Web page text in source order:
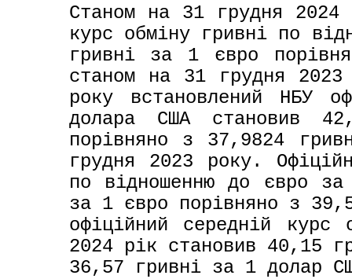
Станом на 31 грудня 2024
курс обміну гривні по
гривні за 1 євро
станом на 31 грудня
року встановлений НБУ
долара США становив
порівняно з 37,9824
грудня 2023 року.
по відношенню до євро
за 1 євро порівняно з
офіційний середній
2024 рік становив 40,15
36,57 гривні за 1 долар